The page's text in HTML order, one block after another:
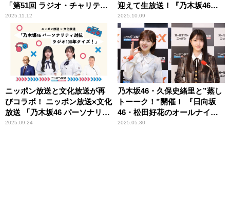
「第51回 ラジオ・チャリテ
ィ・ミュージックソン」
2025.11.12
迎えて生放送！『乃木坂46の
オールナイトニッポン』
2025.10.09
ニッポン放送と文化放送が再
びコラボ！ ニッポン放送×文化
放送 「乃木坂46 パーソナリテ
ィ対抗 ラジオ100年クイズ！」
2025.09.24
乃木坂46・久保史緒里と”蒸し
トーーク！”開催！ 『日向坂
46・松田好花のオールナイト
ニッポンX(クロス)』
2025.05.30